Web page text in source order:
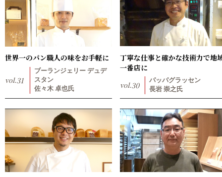
世界一のパン職人の味をお手軽に
vol.31
ブーランジェリー デュデ
スタン
佐々木 卓也氏
丁寧な仕事と確かな技術力で地
一番店に
vol.30
パッパグラッセン
長岩 崇之氏